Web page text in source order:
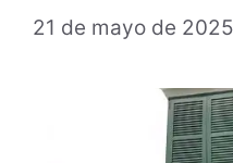
21 de mayo de 2025